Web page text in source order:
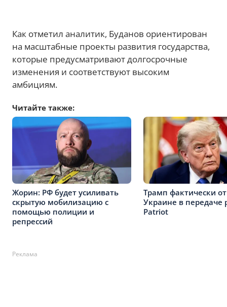
Как отметил аналитик, Буданов ориентирован
на масштабные проекты развития государства,
которые предусматривают долгосрочные
изменения и соответствуют высоким
амбициям.
Читайте также:
Жорин: РФ будет усиливать
скрытую мобилизацию с
помощью полиции и
репрессий
Трамп фактически
Украине в передаче
Patriot
Реклама